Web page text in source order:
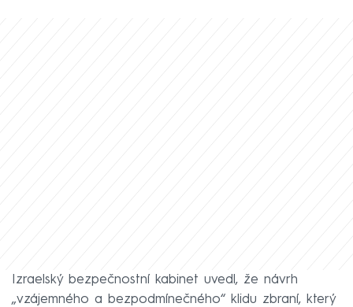
Izraelský bezpečnostní kabinet uvedl, že návrh
„vzájemného a bezpodmínečného“ klidu zbraní, který